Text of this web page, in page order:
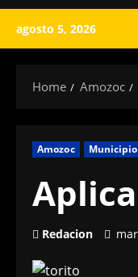
agosto 5, 2026
Home Amozoc
Amozoc
Redacion